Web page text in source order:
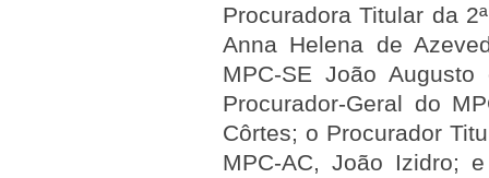
Procuradora Titular da
Anna Helena de
MPC-SE João
Procurador-Geral do
Côrtes; o Procurador
MPC-AC, João Izidro;